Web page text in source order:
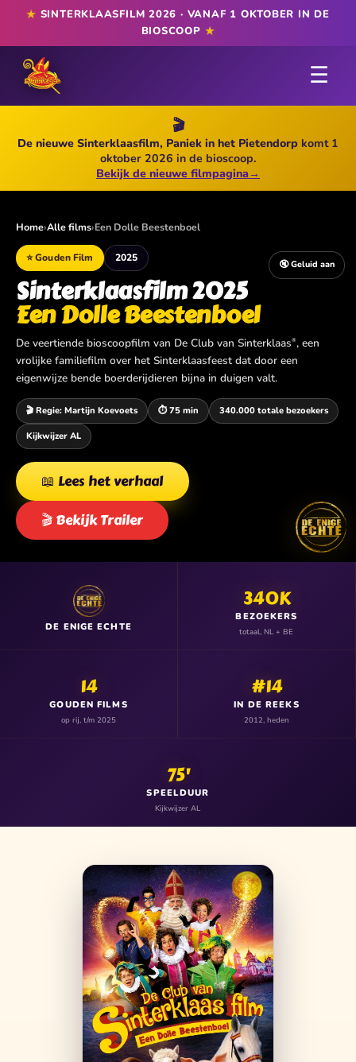
★ SINTERKLAASFILM 2026 · VANAF 1 OKTOBER IN DE
BIOSCOOP ★
☰
🎬
De nieuwe Sinterklaasfilm, Paniek in het Pietendorp komt 1
oktober 2026 in de bioscoop.
Bekijk de nieuwe filmpagina→
🔇 Geluid aan
Home›Alle films›Een Dolle Beestenboel
⭐ Gouden Film 2025
Sinterklaasfilm 2025
Een Dolle Beestenboel
De veertiende bioscoopfilm van De Club van Sinterklaas®, een
vrolijke familiefilm over het Sinterklaasfeest dat door een
eigenwijze bende boerderijdieren bijna in duigen valt.
🎬 Regie: Martijn Koevoets ⏱️ 75 min 340.000 totale bezoekers
Kijkwijzer AL
📖 Lees het verhaal
🎬 Bekijk Trailer
DE ENIGE ECHTE
340K
BEZOEKERS
totaal, NL + BE
14
GOUDEN FILMS
op rij, t/m 2025
#14
IN DE REEKS
2012, heden
75'
SPEELDUUR
Kijkwijzer AL